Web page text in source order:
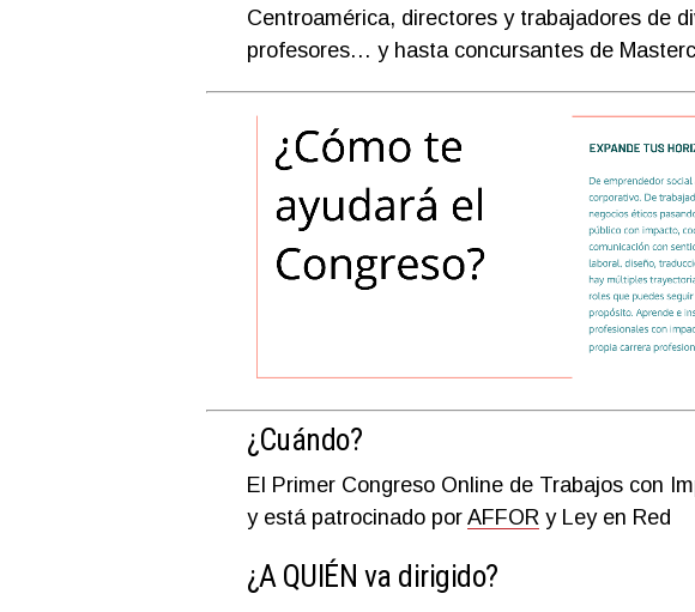
Centroamérica, directores y trabajadores de
profesores… y hasta concursantes de
¿Cuándo?
El Primer Congreso Online de Trabajos con
y está patrocinado por AFFOR y Ley en Red
¿A QUIÉN va dirigido?